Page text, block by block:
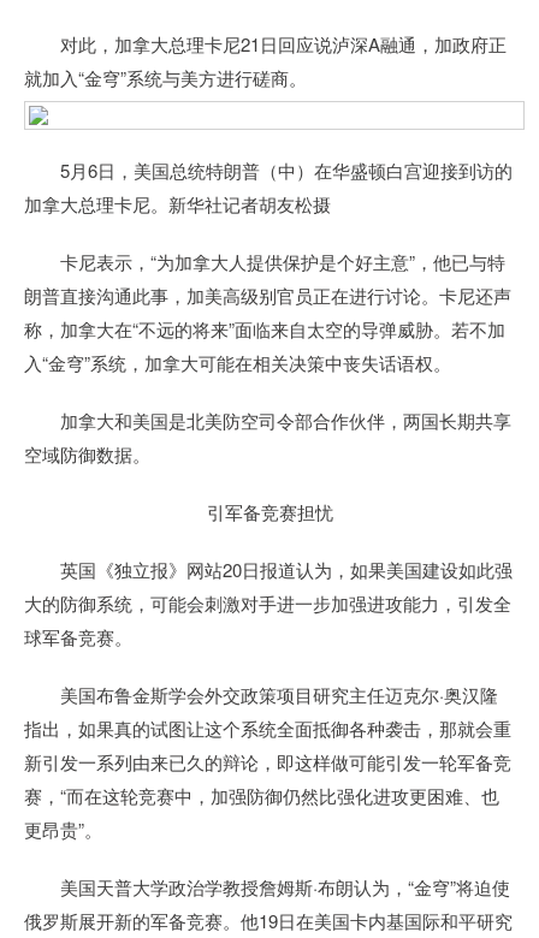
对此，加拿大总理卡尼21日回应说泸深A融通，加政府正
就加入“金穹”系统与美方进行磋商。
5月6日，美国总统特朗普（中）在华盛顿白宫迎接到访的
加拿大总理卡尼。新华社记者胡友松摄
卡尼表示，“为加拿大人提供保护是个好主意”，他已与特
朗普直接沟通此事，加美高级别官员正在进行讨论。卡尼还声
称，加拿大在“不远的将来”面临来自太空的导弹威胁。若不加
入“金穹”系统，加拿大可能在相关决策中丧失话语权。
加拿大和美国是北美防空司令部合作伙伴，两国长期共享
空域防御数据。
引军备竞赛担忧
英国《独立报》网站20日报道认为，如果美国建设如此强
大的防御系统，可能会刺激对手进一步加强进攻能力，引发全
球军备竞赛。
美国布鲁金斯学会外交政策项目研究主任迈克尔·奥汉隆
指出，如果真的试图让这个系统全面抵御各种袭击，那就会重
新引发一系列由来已久的辩论，即这样做可能引发一轮军备竞
赛，“而在这轮竞赛中，加强防御仍然比强化进攻更困难、也
更昂贵”。
美国天普大学政治学教授詹姆斯·布朗认为，“金穹”将迫使
俄罗斯展开新的军备竞赛。他19日在美国卡内基国际和平研究